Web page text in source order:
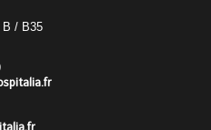
B / B35